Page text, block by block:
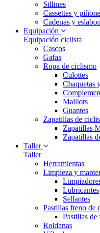
Sillines
Cassettes y
Cadenas y
Equipación
Equipación ciclista
Cascos
Gafas
Ropa de ciclismo
Culottes
Chaquetas
Maillots
Guantes
Zapatillas de
Zapatillas
Zapatillas
Taller
Taller
Herramientas
Limpieza y
Lubricantes
Sellantes
Pastillas freno de
Pastillas
Roldanas